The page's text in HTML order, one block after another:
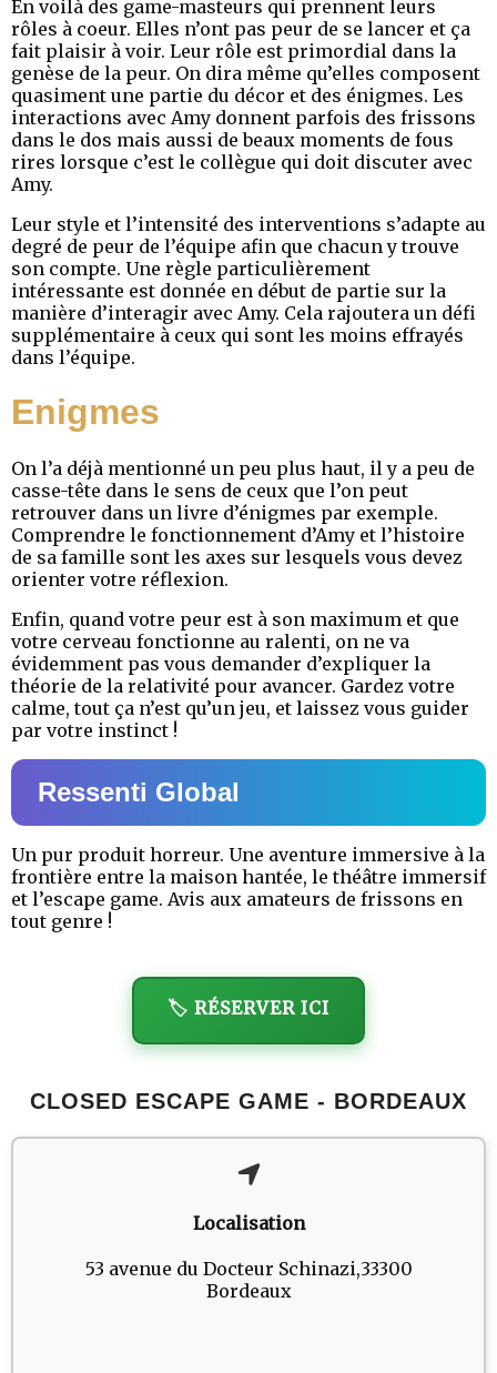
En voilà des game-masteurs qui prennent leurs
rôles à coeur. Elles n’ont pas peur de se lancer et ça
fait plaisir à voir. Leur rôle est primordial dans la
genèse de la peur. On dira même qu’elles composent
quasiment une partie du décor et des énigmes. Les
interactions avec Amy donnent parfois des frissons
dans le dos mais aussi de beaux moments de fous
rires lorsque c’est le collègue qui doit discuter avec
Amy.
Leur style et l’intensité des interventions s’adapte au
degré de peur de l’équipe afin que chacun y trouve
son compte. Une règle particulièrement
intéressante est donnée en début de partie sur la
manière d’interagir avec Amy. Cela rajoutera un défi
supplémentaire à ceux qui sont les moins effrayés
dans l’équipe.
Enigmes
On l’a déjà mentionné un peu plus haut, il y a peu de
casse-tête dans le sens de ceux que l’on peut
retrouver dans un livre d’énigmes par exemple.
Comprendre le fonctionnement d’Amy et l’histoire
de sa famille sont les axes sur lesquels vous devez
orienter votre réflexion.
Enfin, quand votre peur est à son maximum et que
votre cerveau fonctionne au ralenti, on ne va
évidemment pas vous demander d’expliquer la
théorie de la relativité pour avancer. Gardez votre
calme, tout ça n’est qu’un jeu, et laissez vous guider
par votre instinct !
Ressenti Global
Un pur produit horreur. Une aventure immersive à la
frontière entre la maison hantée, le théâtre immersif
et l’escape game. Avis aux amateurs de frissons en
tout genre !
🏷️ RÉSERVER ICI
CLOSED ESCAPE GAME - BORDEAUX
Localisation
53 avenue du Docteur Schinazi,33300
Bordeaux